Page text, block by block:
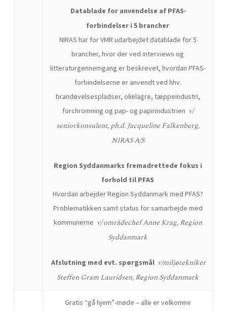
Datablade for anvendelse af PFAS-
forbindelser i 5 brancher
NIRAS har for VMR udarbejdet datablade for 5
brancher, hvor der ved interviews og
litteraturgennemgang er beskrevet, hvordan PFAS-
forbindelserne er anvendt ved hhv.
brandøvelsespladser, olielagre, tæppeindustri,
forchromning og pap- og papirindustrien v/
seniorkonsulent, ph.d. Jacqueline Falkenberg,
NIRAS A/S
Region Syddanmarks fremadrettede fokus i
forhold til PFAS
Hvordan arbejder Region Syddanmark med PFAS?
Problematikken samt status for samarbejde med
kommunerne v/ områdechefAnne Krag, Region
Syddanmark
Afslutning med evt. spørgsmål v/miljøtekniker
Steffen Gram Lauridsen, Region Syddanmark
Gratis “gå hjem”-møde – alle er velkomne